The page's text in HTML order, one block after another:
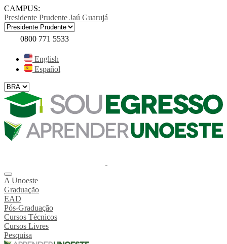
CAMPUS:
Presidente Prudente Jaú Guarujá
0800 771 5533
English
Español
A Unoeste
Graduação
EAD
Pós-Graduação
Cursos Técnicos
Cursos Livres
Pesquisa